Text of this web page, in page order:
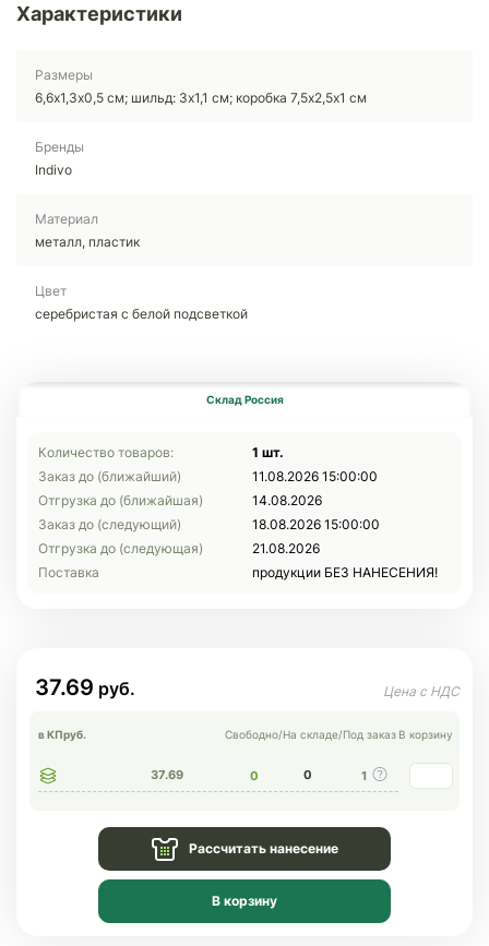
Характеристики
Размеры
6,6х1,3х0,5 см; шильд: 3х1,1 см; коробка 7,5х2,5х1 см
Бренды
Indivo
Материал
металл, пластик
Цвет
серебристая с белой подсветкой
Склад Россия
Количество товаров:
1 шт.
Заказ до (ближайший)
11.08.2026 15:00:00
Отгрузка до (ближайшая)
14.08.2026
Заказ до (следующий)
18.08.2026 15:00:00
Отгрузка до (следующая)
21.08.2026
Поставка
продукции БЕЗ НАНЕСЕНИЯ!
37.69
в КПруб. Свободно/На складе/Под заказ В корзину
37.69 0 0 1
Рассчитать нанесение
В корзину